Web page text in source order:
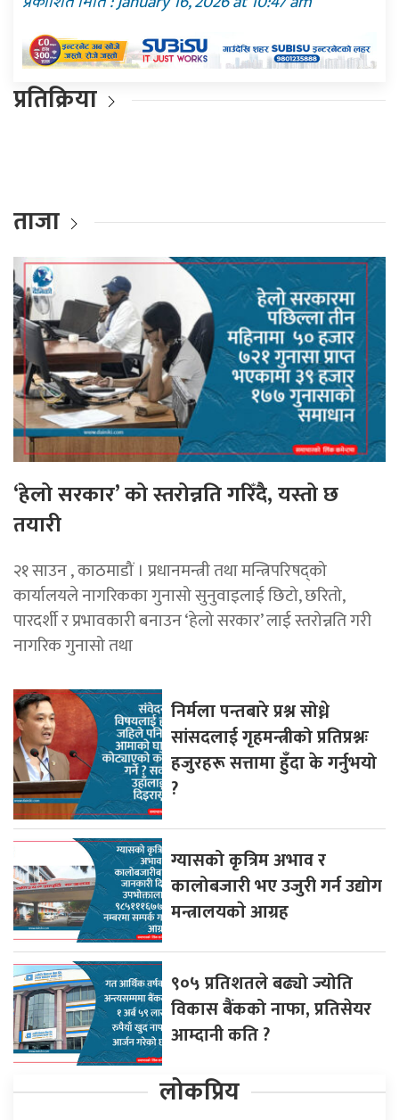
प्रतिक्रिया
ताजा
‘हेलो सरकार’ को स्तरोन्नति गरिँदै, यस्तो छ
तयारी
२१ साउन , काठमाडौं । प्रधानमन्त्री तथा मन्त्रिपरिषद्को
कार्यालयले नागरिकका गुनासो सुनुवाइलाई छिटो, छरितो,
पारदर्शी र प्रभावकारी बनाउन ‘हेलो सरकार’ लाई स्तरोन्नति गरी
नागरिक गुनासो तथा
निर्मला पन्तबारे प्रश्न सोध्ने
सांसदलाई गृहमन्त्रीको प्रतिप्रश्नः
हजुरहरू सत्तामा हुँदा के गर्नुभयो
?
ग्यासको कृत्रिम अभाव र
कालोबजारी भए उजुरी गर्न उद्योग
मन्त्रालयकाे आग्रह
९०५ प्रतिशतले बढ्यो ज्योति
विकास बैंकको नाफा, प्रतिसेयर
आम्दानी कति ?
लोकप्रिय